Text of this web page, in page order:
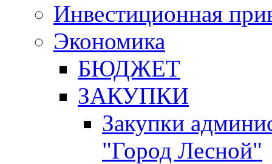
Инвестиционная
Экономика
БЮДЖЕТ
ЗАКУПКИ
Закупки
"Город Лесной"